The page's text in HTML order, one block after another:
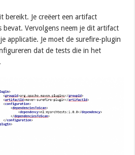
bereikt. Je creëert een artifact
Vervolgens neem je dit artifact
applicatie. Je moet de surefire-plugin
dat de tests die in het